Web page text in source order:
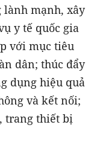
lành mạnh, xây
y tế quốc gia
với mục tiêu
dân; thúc đẩy
dụng hiệu quả
và kết nối;
trang thiết bị